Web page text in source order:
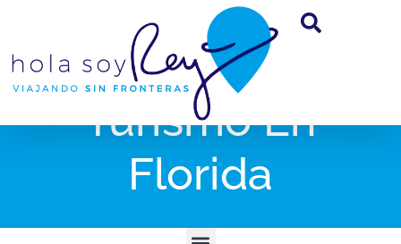
Turismo En
Florida